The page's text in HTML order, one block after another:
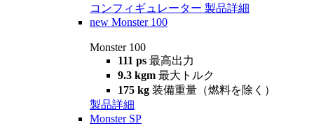
コンフィギュレーター 製品詳細
new Monster 100
Monster 100
111 ps 最高出力
9.3 kgm 最大トルク
175 kg 装備重量（燃料を除く）
製品詳細
Monster SP